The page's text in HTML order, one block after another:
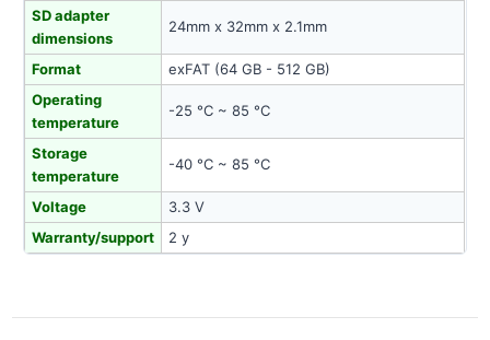
SD adapter
dimensions
24mm x 32mm x 2.1mm
Format
exFAT (64 GB - 512 GB)
Operating
temperature
-25 °C ~ 85 °C
Storage
temperature
-40 °C ~ 85 °C
Voltage
3.3 V
Warranty/support
2 y